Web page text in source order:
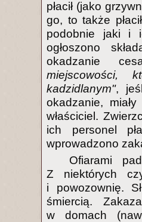
płacił (jako
go, to także
podobnie jaki i
ogłoszono
okadzanie
miejscowości,
kadzidlanym",
okadzanie,
właściciel.
ich personel
wprowadzono
Ofiarami
Z niektórych
i powozownię.
śmiercią.
w domach